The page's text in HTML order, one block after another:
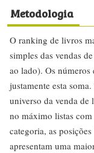
Metodologia
O ranking de livros
simples das vendas
ao lado). Os números
justamente esta
universo da venda
no máximo listas
categoria, as
apresentam uma